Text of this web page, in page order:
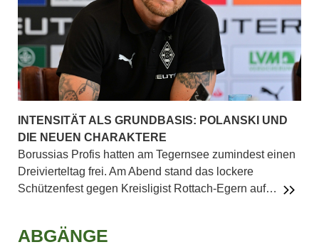
INTENSITÄT ALS GRUNDBASIS: POLANSKI UND
DIE NEUEN CHARAKTERE
Borussias Profis hatten am Tegernsee zumindest einen
Dreivierteltag frei. Am Abend stand das lockere
Schützenfest gegen Kreisligist Rottach-Egern auf…
ABGÄNGE